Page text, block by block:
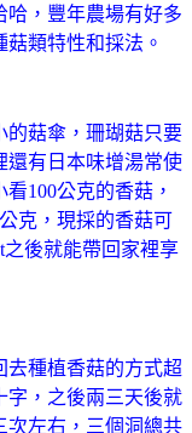
哈，豐年農場有好多
類特性和採法。
菇傘，珊瑚菇只要
還有日本味增湯常使
100公克的香菇，
克，現採的香菇可
之後就能帶回家裡享
種植香菇的方式超
字，之後兩三天後就
次左右，三個洞總共